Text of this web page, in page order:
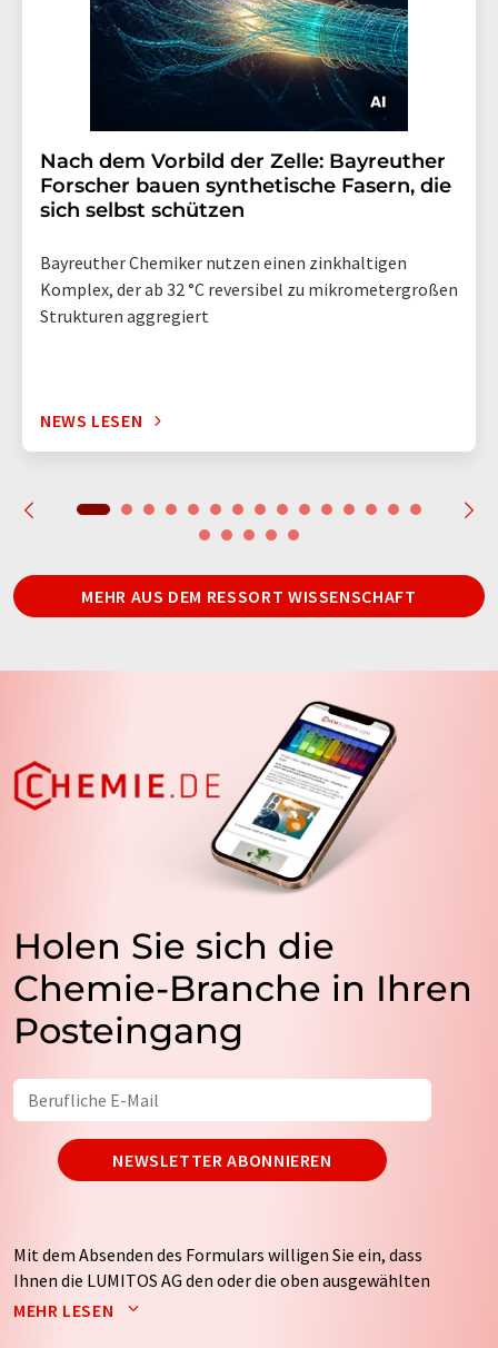
Nach dem Vorbild der Zelle: Bayreuther
Forscher bauen synthetische Fasern, die
sich selbst schützen
Bayreuther Chemiker nutzen einen zinkhaltigen
Komplex, der ab 32 °C reversibel zu mikrometergroßen
Strukturen aggregiert
NEWS LESEN
MEHR AUS DEM RESSORT WISSENSCHAFT
Holen Sie sich die
Chemie-Branche in Ihren
Posteingang
NEWSLETTER ABONNIEREN
Mit dem Absenden des Formulars willigen Sie ein, dass
Ihnen die LUMITOS AG den oder die oben ausgewählten
Newsletter per E-Mail zusendet. Ihre Daten werden
MEHR LESEN